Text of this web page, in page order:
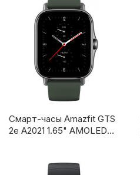
Смарт-часы Amazfit GTS
2e A2021 1.65" AMOLED